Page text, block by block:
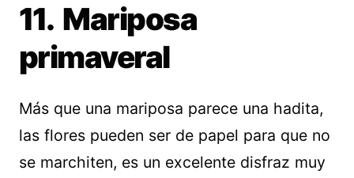
11. Mariposa
primaveral
Más que una mariposa parece una hadita,
las flores pueden ser de papel para que no
se marchiten, es un excelente disfraz muy